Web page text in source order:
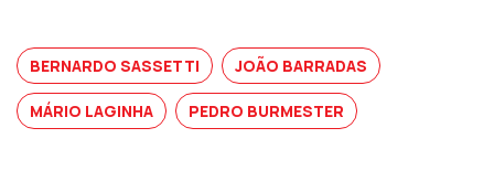
BERNARDO SASSETTI JOÃO BARRADAS
MÁRIO LAGINHA PEDRO BURMESTER